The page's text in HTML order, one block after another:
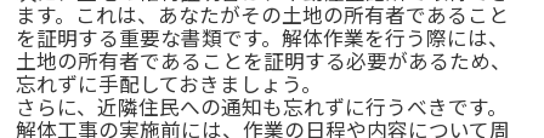
ます。これは、あなたがその土地の所有者であること
を証明する重要な書類です。解体作業を行う際には、
土地の所有者であることを証明する必要があるため、
忘れずに手配しておきましょう。
さらに、近隣住民への通知も忘れずに行うべきです。
解体工事の実施前には、作業の日程や内容について周